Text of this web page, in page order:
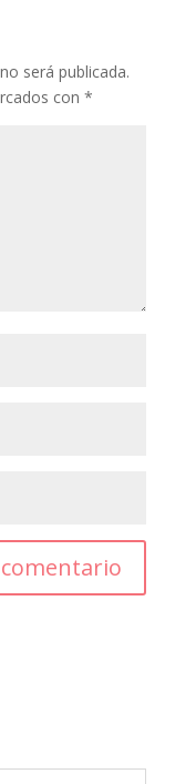
será publicada.
con *